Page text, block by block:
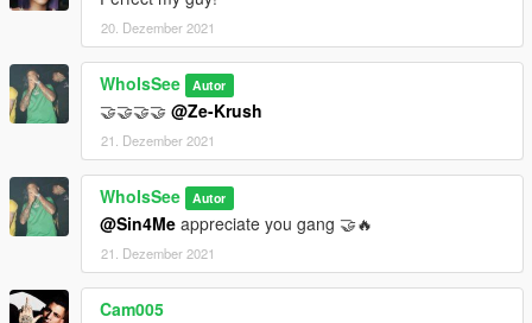
20. Dezember 2021
WhoIsSee Autor
🤝🤝🤝🤝 @Ze-Krush
21. Dezember 2021
WhoIsSee Autor
@Sin4Me appreciate you gang 🤝🔥
21. Dezember 2021
Cam005